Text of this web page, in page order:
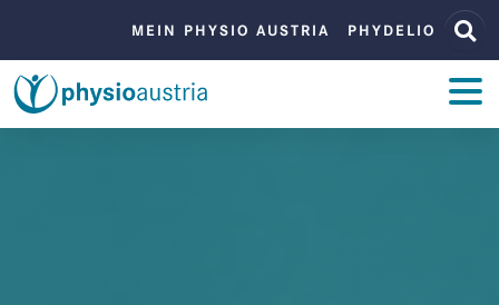
Zum Inhalt
Zur Navigation
MEIN PHYSIO AUSTRIA
PHYDELIO
ZUM INHALT